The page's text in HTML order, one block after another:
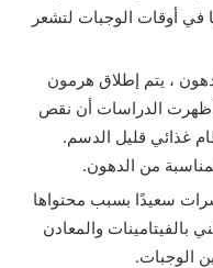
في أوقات الوجبات لتشعر
، يتم إطلاق هرمون
أظهرت الدراسات أن نقص
غذائي قليل الدسم.
من الدهون.
سعيدًا بسبب محتواها
بالفيتامينات والمعادن
الوجبات.